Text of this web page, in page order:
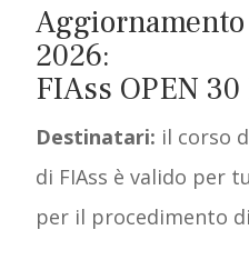
Aggiornamento
2026:
FIAss OPEN
Destinatari: il corso
di FIAss è valido per
per il procedimento